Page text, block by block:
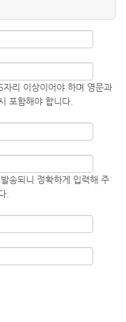
자리 이상이어야 하며 영문과
포함해야 합니다.
송되니 정확하게 입력해 주
.